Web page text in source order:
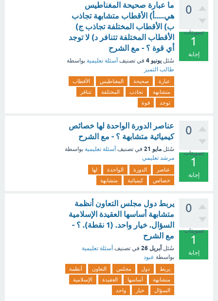
0
تصويتات
1
إجابة
ما عبارة صحيحة المغناطيس
هي.....أ) الأقطاب متشابهة تجاذب
ب) الأقطاب المختلفة تجاذب ج)
الأقطاب المختلفة تتنافر د) لا توجد
أي قوة ؟ - مع الشرح
سُئل يونيو 4 في تصنيف أسئلة تعليمية بواسطة
طالب التميز
عبارة صحيحة المغناطيس
الأقطاب
متشابهة
تجاذب المختلفة
تتنافر
توجد
قوة
0
تصويتات
1
إجابة
عناصر الدورة الواحدة لها خصائص
كيميائية متشابهة ؟ - مع الشرح
سُئل مايو 21 في تصنيف أسئلة تعليمية بواسطة
مرشد تعليمي
عناصر الدورة الواحدة
لها
خصائص
كيميائية متشابهة
0
تصويتات
1
إجابة
يربط دول مجلس التعاون أنظمة
متشابهة أساسها العقيدة الإسلامية
السؤال. خيار واحد. (1 نقطة). ؟ -
مع الشرح
سُئل أبريل 26 في تصنيف أسئلة تعليمية
بواسطة عبود
يربط دول مجلس التعاون
أنظمة
متشابهة
أساسها العقيدة
الإسلامية
السؤال
خيار واحد